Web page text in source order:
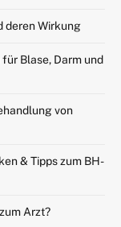
deren Wirkung
Blase, Darm und
von
& Tipps zum BH-
Arzt?